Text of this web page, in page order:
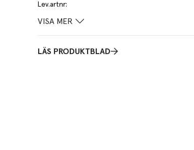
Lev.artnr:
VISA MER
LÄS PRODUKTBLAD
i praktiska och smidiga storlekar som